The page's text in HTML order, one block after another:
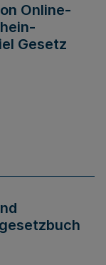
Online-
Gesetz